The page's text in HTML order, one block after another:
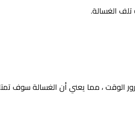
الغسالة.
الوقت ، مما يعني أن الغسالة سوف